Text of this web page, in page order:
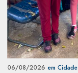
06/08/2026 em Cidade